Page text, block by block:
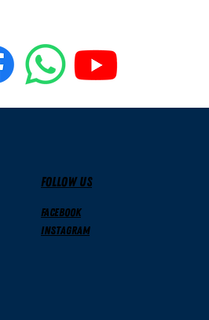
FOLLOW US
Facebook
Instagram